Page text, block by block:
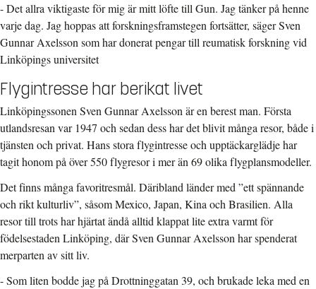
- Det allra viktigaste för mig är mitt löfte till Gun. Jag tänker på henne
varje dag. Jag hoppas att forskningsframstegen fortsätter, säger Sven
Gunnar Axelsson som har donerat pengar till reumatisk forskning vid
Linköpings universitet
Flygintresse har berikat livet
Linköpingssonen Sven Gunnar Axelsson är en berest man. Första
utlandsresan var 1947 och sedan dess har det blivit många resor, både i
tjänsten och privat. Hans stora flygintresse och upptäckarglädje har
tagit honom på över 550 flygresor i mer än 69 olika flygplansmodeller.
Det finns många favoritresmål. Däribland länder med ”ett spännande
och rikt kulturliv”, såsom Mexico, Japan, Kina och Brasilien. Alla
resor till trots har hjärtat ändå alltid klappat lite extra varmt för
födelsestaden Linköping, där Sven Gunnar Axelsson har spenderat
merparten av sitt liv.
- Som liten bodde jag på Drottninggatan 39, och brukade leka med en